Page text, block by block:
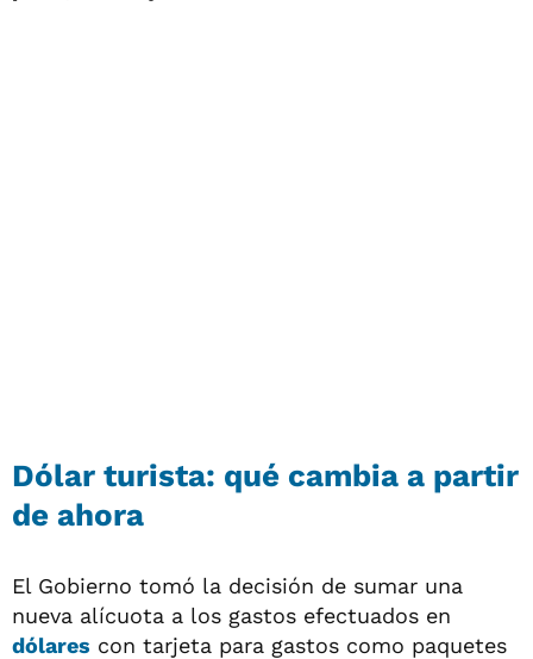
Dólar turista: qué cambia a partir
de ahora
El Gobierno tomó la decisión de sumar una
nueva alícuota a los gastos efectuados en
dólares con tarjeta para gastos como paquetes